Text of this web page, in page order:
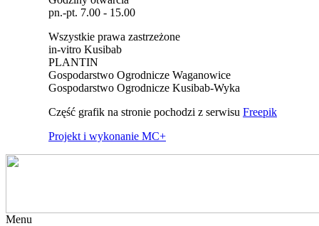
pn.-pt. 7.00 - 15.00
Wszystkie prawa zastrzeżone
in-vitro Kusibab
PLANTIN
Gospodarstwo Ogrodnicze Waganowice
Gospodarstwo Ogrodnicze Kusibab-Wyka
Część grafik na stronie pochodzi z serwisu Freepik
Projekt i wykonanie MC+
Menu